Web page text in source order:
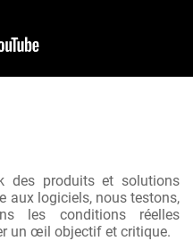
des produits et solutions
aux logiciels, nous testons,
les conditions réelles
un œil objectif et critique.